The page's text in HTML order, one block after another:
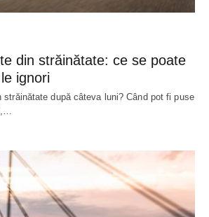
din străinătate: ce se poate
ignori
străinătate după câteva luni? Când pot fi puse